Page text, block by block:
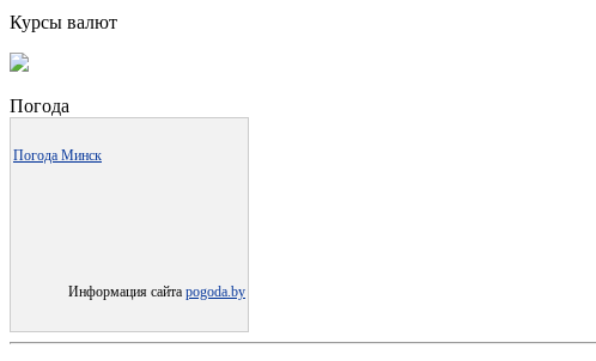
Курсы валют
Погода
Погода Минск
Информация сайта pogoda.by